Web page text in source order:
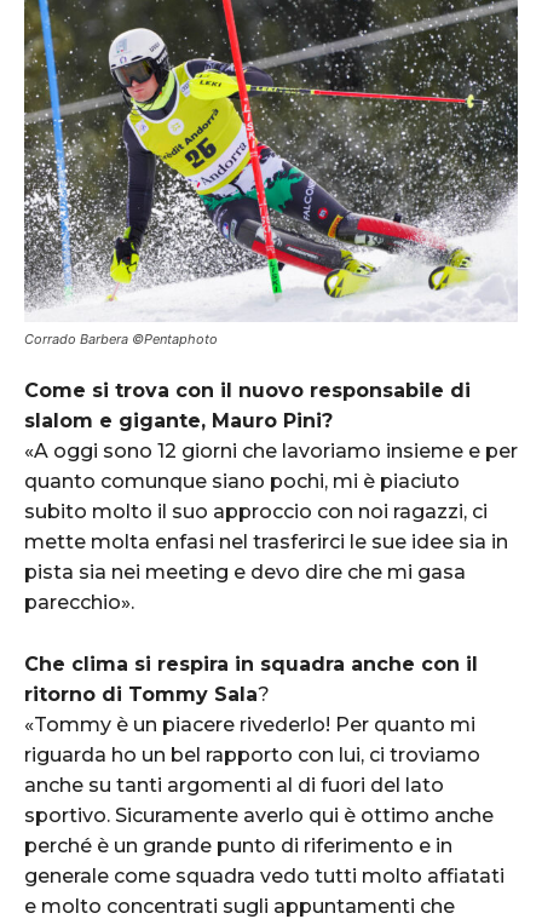
Corrado Barbera ©Pentaphoto
Come si trova con il nuovo responsabile di
slalom e gigante, Mauro Pini?
«A oggi sono 12 giorni che lavoriamo insieme e per
quanto comunque siano pochi, mi è piaciuto
subito molto il suo approccio con noi ragazzi, ci
mette molta enfasi nel trasferirci le sue idee sia in
pista sia nei meeting e devo dire che mi gasa
parecchio».
Che clima si respira in squadra anche con il
ritorno di Tommy Sala?
«Tommy è un piacere rivederlo! Per quanto mi
riguarda ho un bel rapporto con lui, ci troviamo
anche su tanti argomenti al di fuori del lato
sportivo. Sicuramente averlo qui è ottimo anche
perché è un grande punto di riferimento e in
generale come squadra vedo tutti molto affiatati
e molto concentrati sugli appuntamenti che